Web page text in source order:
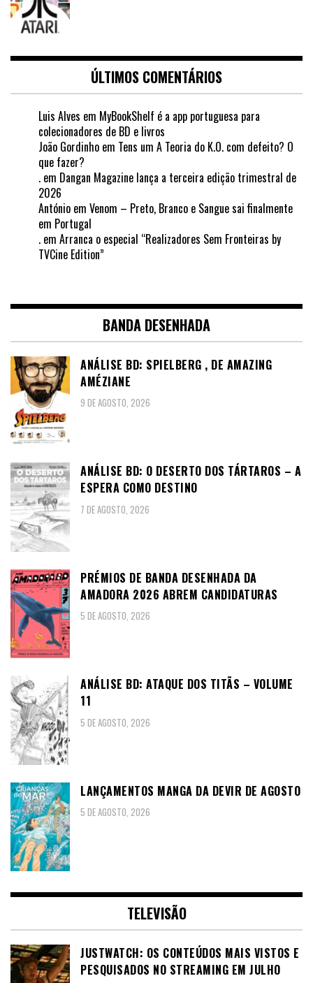
ÚLTIMOS COMENTÁRIOS
Luis Alves em MyBookShelf é a app portuguesa para
colecionadores de BD e livros
João Gordinho em Tens um A Teoria do K.O. com defeito? O
que fazer?
. em Dangan Magazine lança a terceira edição trimestral de
2026
António em Venom – Preto, Branco e Sangue sai finalmente
em Portugal
. em Arranca o especial “Realizadores Sem Fronteiras by
TVCine Edition”
BANDA DESENHADA
ANÁLISE BD: SPIELBERG , DE AMAZING
AMÉZIANE
9 DE AGOSTO, 2026
ANÁLISE BD: O DESERTO DOS TÁRTAROS – A
ESPERA COMO DESTINO
7 DE AGOSTO, 2026
PRÉMIOS DE BANDA DESENHADA DA
AMADORA 2026 ABREM CANDIDATURAS
5 DE AGOSTO, 2026
ANÁLISE BD: ATAQUE DOS TITÃS – VOLUME
11
5 DE AGOSTO, 2026
LANÇAMENTOS MANGA DA DEVIR DE AGOSTO
5 DE AGOSTO, 2026
TELEVISÃO
JUSTWATCH: OS CONTEÚDOS MAIS VISTOS E
PESQUISADOS NO STREAMING EM JULHO